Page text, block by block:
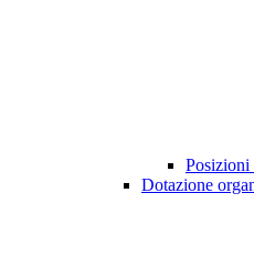
Posizioni
Dotazione